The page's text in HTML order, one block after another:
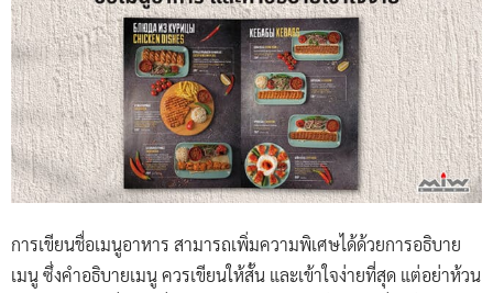
การเขียนชื่อเมนูอาหาร สามารถเพิ่มความพิเศษได้ด้วยการอธิบาย
เมนู ซึ่งคำอธิบายเมนู ควรเขียนให้สั้น และเข้าใจง่ายที่สุด แต่อย่าห้วน